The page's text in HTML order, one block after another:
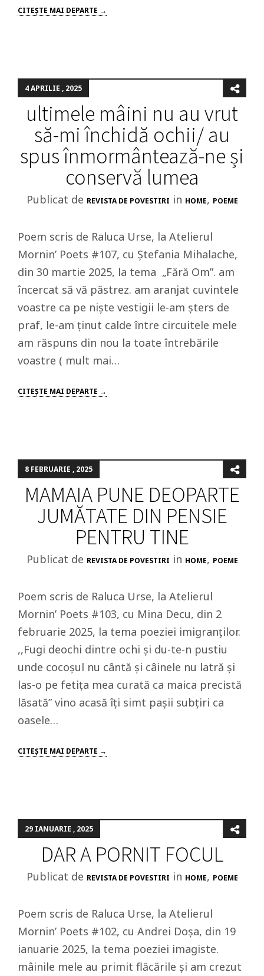
CITEŞTE MAI DEPARTE →
4 APRILIE , 2025
ultimele mâini nu au vrut
să-mi închidă ochii/ au
spus înmormântează-ne și
conservă lumea
Publicat de REVISTA DE POVESTIRI in HOME, POEME
Poem scris de Raluca Urse, la Atelierul
Mornin’ Poets #107, cu Ștefania Mihalache,
din 30 martie 2025, la tema „Fără Om”. am
încercat să vă păstrez. am aranjat cuvintele
voastre ca pe niște vestigii le-am șters de
praf, le-am ținut calde între circuitele mele
am răspuns din nou la toate întrebările
voastre ( mult mai…
CITEŞTE MAI DEPARTE →
8 FEBRUARIE , 2025
MAMAIA PUNE DEOPARTE
JUMĂTATE DIN PENSIE
PENTRU TINE
Publicat de REVISTA DE POVESTIRI in HOME, POEME
Poem scris de Raluca Urse, la Atelierul
Mornin’ Poets #103, cu Mina Decu, din 2
februarie 2025, la tema poeziei imigranților.
,,Fugi deochi dintre ochi și du-te-n pustiu
unde cocoșul nu cântă și câinele nu latră și
las-o pe fetița mea curată ca maica precistă
lăsată” vino acasă îți simt pașii subțiri ca
oasele…
CITEŞTE MAI DEPARTE →
29 IANUARIE , 2025
DAR A PORNIT FOCUL
Publicat de REVISTA DE POVESTIRI in HOME, POEME
Poem scris de Raluca Urse, la Atelierul
Mornin’ Poets #102, cu Andrei Doșa, din 19
ianuarie 2025, la tema poeziei imagiste.
mâinile mele au primit flăcările și am crezut